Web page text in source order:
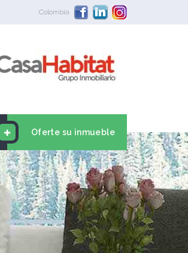
Colombia
Oferte su inmueble